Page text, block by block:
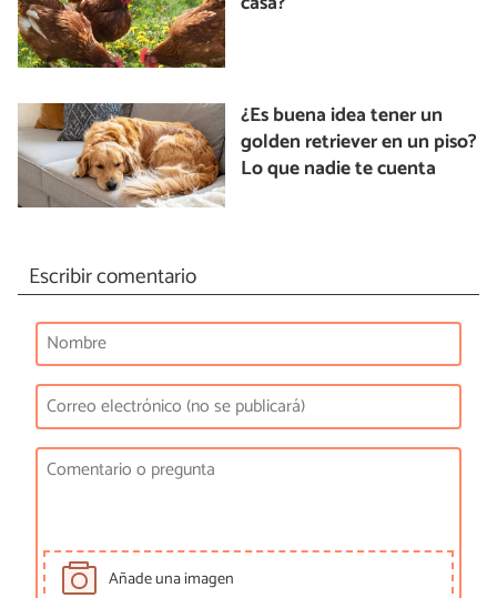
¿Es buena idea tener un
golden retriever en un piso?
Lo que nadie te cuenta
Escribir comentario
Añade una imagen